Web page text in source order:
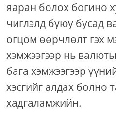
яаран болох богино
чиглэлд буюу бусад
огцом өөрчлөлт гэх
хэмжээгээр нь
бага хэмжээгээр
хэсгийг алдах болно
хадгаламжийн.